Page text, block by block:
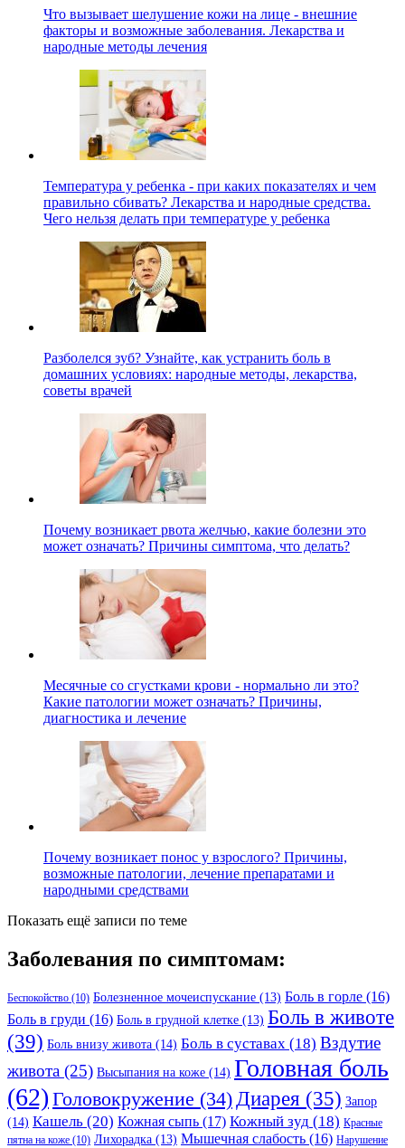
Что вызывает шелушение кожи на лице - внешние
факторы и возможные заболевания. Лекарства и
народные методы лечения
Температура у ребенка - при каких показателях и чем
правильно сбивать? Лекарства и народные средства.
Чего нельзя делать при температуре у ребенка
Разболелся зуб? Узнайте, как устранить боль в
домашних условиях: народные методы, лекарства,
советы врачей
Почему возникает рвота желчью, какие болезни это
может означать? Причины симптома, что делать?
Месячные со сгустками крови - нормально ли это?
Какие патологии может означать? Причины,
диагностика и лечение
Почему возникает понос у взрослого? Причины,
возможные патологии, лечение препаратами и
народными средствами
Показать ещё записи по теме
Заболевания по симптомам:
Беспокойство (10) Болезненное мочеиспускание (13) Боль в горле (16)
Боль в груди (16) Боль в грудной клетке (13) Боль в животе
(39) Боль внизу живота (14) Боль в суставах (18) Вздутие
живота (25) Высыпания на коже (14) Головная боль
(62) Головокружение (34)Диарея (35) Запор
(14) Кашель (20) Кожная сыпь (17) Кожный зуд (18) Красные
пятна на коже (10) Лихорадка (13) Мышечная слабость (16) Нарушение